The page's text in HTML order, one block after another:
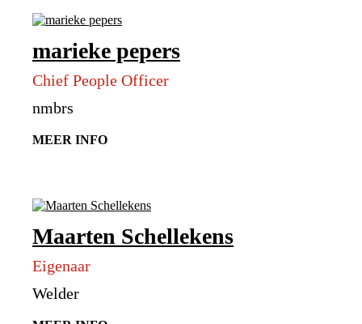
marieke pepers
Chief People Officer
nmbrs
MEER INFO
Maarten Schellekens
Eigenaar
Welder